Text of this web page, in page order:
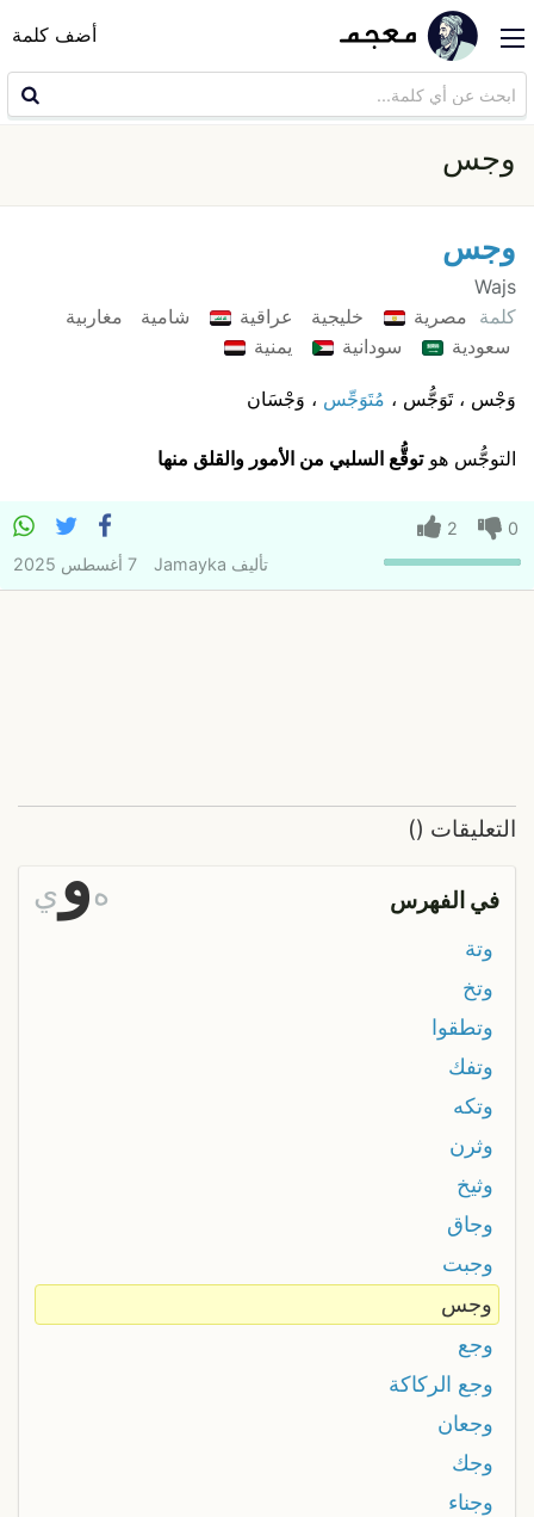
أضف كلمة
وجس
وجس
Wajs
كلمة مصرية خليجية عراقية شامية
مغاربية
سعودية
سودانية يمنية
وَجْس ، تَوَجُّس ، مُتَوَجِّس ، وَجْسَان
التوجُّس هوتوقُّع السلبي من الأمور والقلق منها
0
2
تأليف Jamayka 7 أغسطس 2025
التعليقات (
)
في الفهرس هو ي
وتة
وتخ
وتطقوا
وتفك
وتكه
وثرن
وثيخ
وجاق
وجبت
وجس
وجع
وجع الركاكة
وجعان
وجك
وجناء